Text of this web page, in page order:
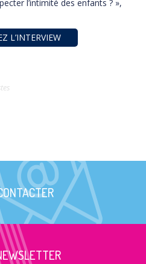
l’intimité des enfants ? »,
L’INTERVIEW